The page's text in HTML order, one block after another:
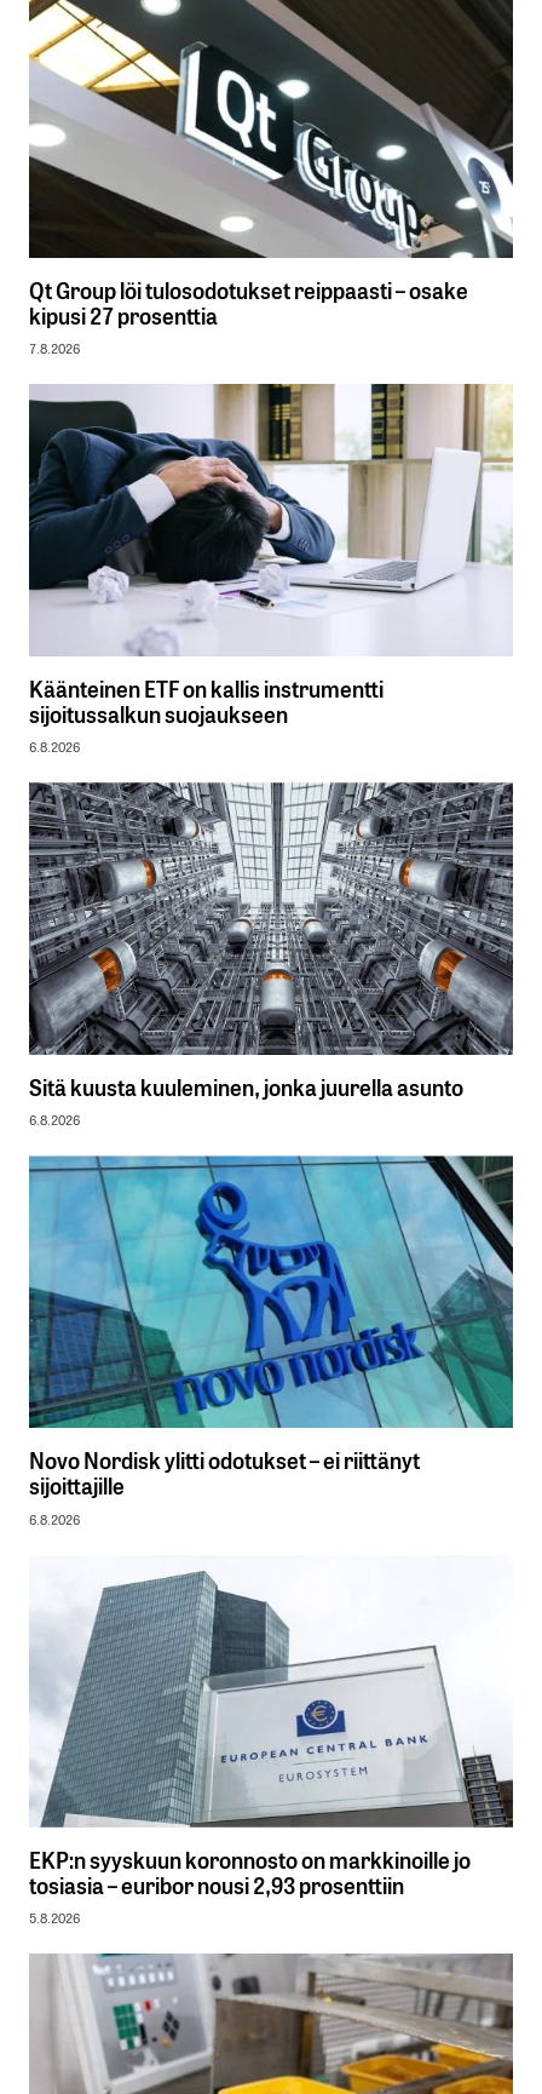
Qt Group löi tulosodotukset reippaasti – osake
kipusi 27 prosenttia
7.8.2026
Käänteinen ETF on kallis instrumentti
sijoitussalkun suojaukseen
6.8.2026
Sitä kuusta kuuleminen, jonka juurella asunto
6.8.2026
Novo Nordisk ylitti odotukset – ei riittänyt
sijoittajille
6.8.2026
EKP:n syyskuun koronnosto on markkinoille jo
tosiasia – euribor nousi 2,93 prosenttiin
5.8.2026